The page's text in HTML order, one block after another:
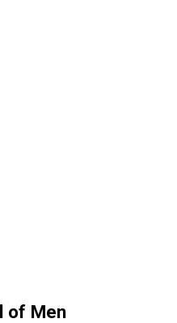
of Men